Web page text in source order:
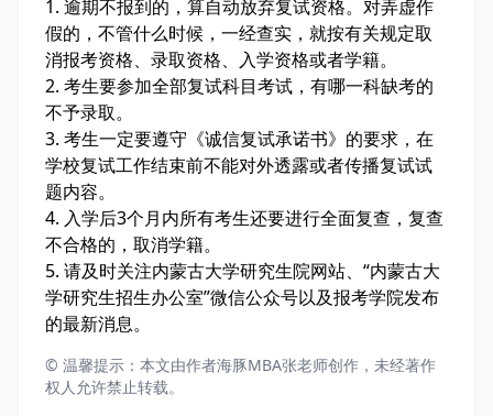
1. 逾期不报到的，算自动放弃复试资格。对弄虚作
假的，不管什么时候，一经查实，就按有关规定取
消报考资格、录取资格、入学资格或者学籍。
2. 考生要参加全部复试科目考试，有哪一科缺考的
不予录取。
3. 考生一定要遵守《诚信复试承诺书》的要求，在
学校复试工作结束前不能对外透露或者传播复试试
题内容。
4. 入学后3个月内所有考生还要进行全面复查，复查
不合格的，取消学籍。
5. 请及时关注内蒙古大学研究生院网站、“内蒙古大
学研究生招生办公室”微信公众号以及报考学院发布
的最新消息。
© 温馨提示：本文由作者海豚MBA张老师创作，未经著作
权人允许禁止转载。